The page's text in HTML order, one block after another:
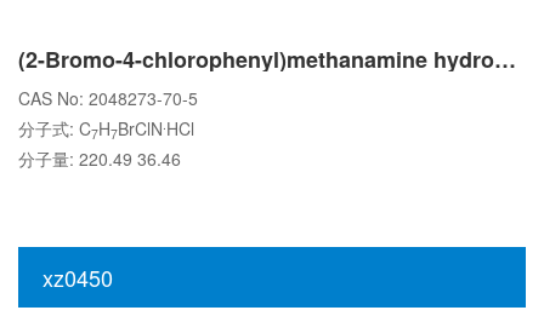
(2-Bromo-4-chlorophenyl)methanamine hydrochloride
CAS No: 2048273-70-5
分子式: C7H7BrClN HCl
分子量: 220.49 36.46
xz0450